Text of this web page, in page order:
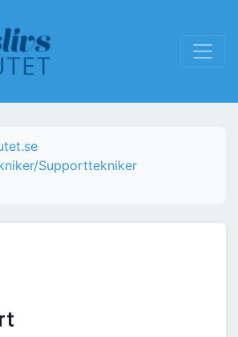
Supporttekniker